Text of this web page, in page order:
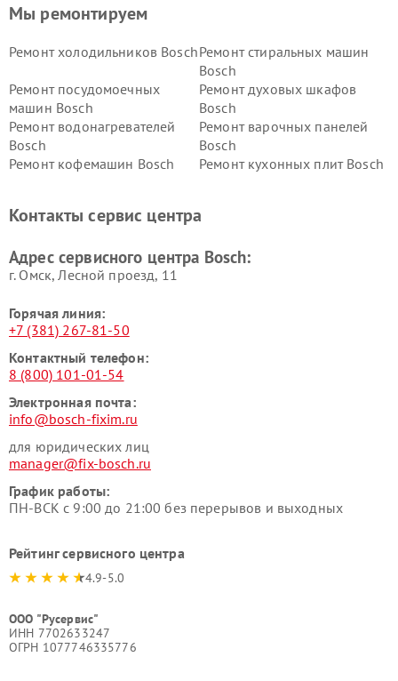
Мы ремонтируем
Ремонт холодильников BoschРемонт стиральных машин
Bosch
Ремонт посудомоечных
машин Bosch
Ремонт духовых шкафов
Bosch
Ремонт водонагревателей
Bosch
Ремонт варочных панелей
Bosch
Ремонт кофемашин Bosch
Ремонт кухонных плит Bosch
Ремонт сушильных автоматовРемонт морозильных камер
Контакты сервис центра
Адрес сервисного центра Bosch:
г. Омск, ​Лесной проезд, 11
Горячая линия:
+7 (381) 267-81-50
Контактный телефон:
8 (800) 101-01-54
Электронная почта:
info@bosch-fixim.ru
для юридических лиц
manager@fix-bosch.ru
График работы:
ПН-ВСК с 9:00 до 21:00 без перерывов и выходных
Рейтинг сервисного центра
4.9-5.0
ООО "Русервис"
ИНН 7702633247
ОГРН 1077746335776